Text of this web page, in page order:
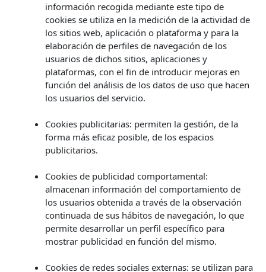
información recogida mediante este tipo de
cookies se utiliza en la medición de la actividad de
los sitios web, aplicación o plataforma y para la
elaboración de perfiles de navegación de los
usuarios de dichos sitios, aplicaciones y
plataformas, con el fin de introducir mejoras en
función del análisis de los datos de uso que hacen
los usuarios del servicio.
Cookies publicitarias: permiten la gestión, de la
forma más eficaz posible, de los espacios
publicitarios.
Cookies de publicidad comportamental:
almacenan información del comportamiento de
los usuarios obtenida a través de la observación
continuada de sus hábitos de navegación, lo que
permite desarrollar un perfil específico para
mostrar publicidad en función del mismo.
Cookies de redes sociales externas: se utilizan para